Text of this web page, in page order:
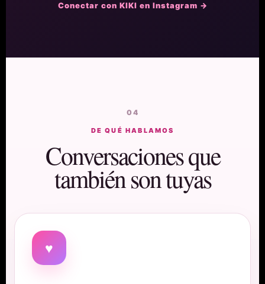
Conectar con KIKI en Instagram →
04
DE QUÉ HABLAMOS
Conversaciones que
también son tuyas
♥